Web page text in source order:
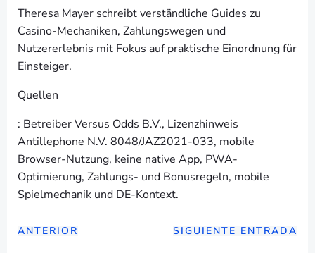
Theresa Mayer schreibt verständliche Guides zu
Casino-Mechaniken, Zahlungswegen und
Nutzererlebnis mit Fokus auf praktische Einordnung für
Einsteiger.
Quellen
: Betreiber Versus Odds B.V., Lizenzhinweis
Antillephone N.V. 8048/JAZ2021-033, mobile
Browser-Nutzung, keine native App, PWA-
Optimierung, Zahlungs- und Bonusregeln, mobile
Spielmechanik und DE-Kontext.
NAVEGACIÓN
ANTERIOR SIGUIENTE ENTRADA